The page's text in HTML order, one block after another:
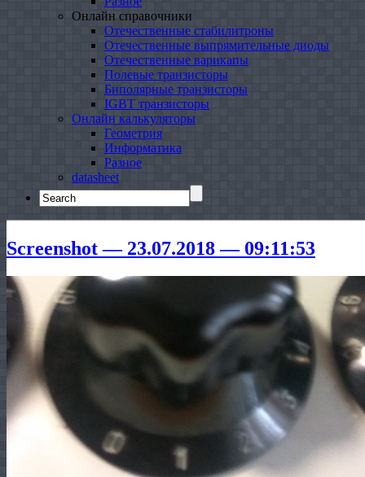
Онлайн справочники
Отечественные стабилитроны
Отечественные выпрямительные диоды
Отечественные варикапы
Полевые транзисторы
Биполярные транзисторы
IGBT транзисторы
Онлайн калькуляторы
Геометрия
Информатика
Разное
datasheet
Search
for:
Screenshot — 23.07.2018 — 09:11:53